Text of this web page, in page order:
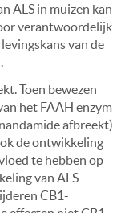
ALS in muizen kan
verantwoordelijk
van de
Toen bewezen
het FAAH enzym
afbreekt)
de ontwikkeling
te hebben op
van ALS
CB1-